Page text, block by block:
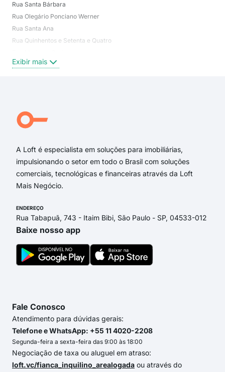
Rua Santa Bárbara
Rua Olegário Ponciano Werner
Rua Santa Ana
Rua Quinhentos e Setenta e Quatro
Rua Júlio Cesar
Rua Darwin
Rua Santa Inês
Exibir mais
A Loft é especialista em soluções para imobiliárias,
impulsionando o setor em todo o Brasil com soluções
comerciais, tecnológicas e financeiras através da Loft
Mais Negócio.
ENDEREÇO
Rua Tabapuã, 743 - Itaim Bibi, São Paulo - SP, 04533-012
Baixe nosso app
Fale Conosco
Atendimento para dúvidas gerais:
Telefone e WhatsApp: +55 11 4020-2208
Segunda-feira a sexta-feira das 9:00 às 18:00
Negociação de taxa ou aluguel em atraso:
loft.vc/fianca_inquilino_arealogada ou através do